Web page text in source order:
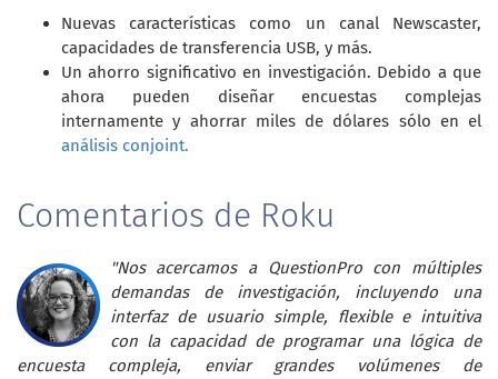
Nuevas características como un canal Newscaster,
capacidades de transferencia USB, y más.
Un ahorro significativo en investigación. Debido a que
ahora pueden diseñar encuestas complejas
internamente y ahorrar miles de dólares sólo en el
análisis conjoint.
Comentarios de Roku
"Nos acercamos a QuestionPro con múltiples
demandas de investigación, incluyendo una
interfaz de usuario simple, flexible e intuitiva
con la capacidad de programar una lógica de
encuesta compleja, enviar grandes volúmenes de